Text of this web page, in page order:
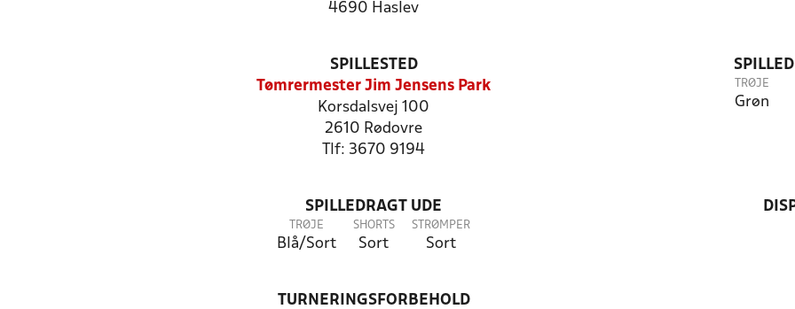
4690 Haslev
SPILLESTED
Tømrermester Jim Jensens Park
Korsdalsvej 100
2610 Rødovre
Tlf: 3670 9194
TRØJE
Grøn
SPILLEDRAGT UDE
TRØJE
Blå/Sort
SHORTS
Sort
STRØMPER
Sort
TURNERINGSFORBEHOLD